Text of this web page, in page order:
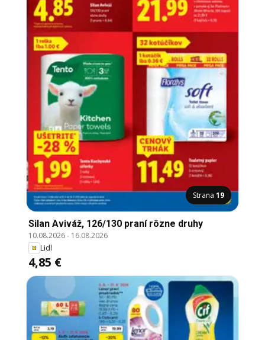
Strana 19
Silan Aviváž, 126/130 praní rôzne druhy
10.08.2026- 16.08.2026
Lidl
4,85 €